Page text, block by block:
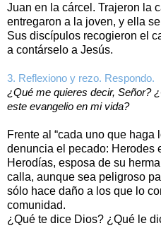
Juan en la cárcel. Trajeron la
entregaron a la joven, y ella
Sus discípulos recogieron el
a contárselo a Jesús.
3. Reflexiono y rezo. Respondo.
¿Qué me quieres decir, Señor?
este evangelio en mi vida?
Frente al “cada uno que haga
denuncia el pecado: Herodes
Herodías, esposa de su
calla, aunque sea peligroso
sólo hace daño a los que lo
comunidad.
¿Qué te dice Dios? ¿Qué le